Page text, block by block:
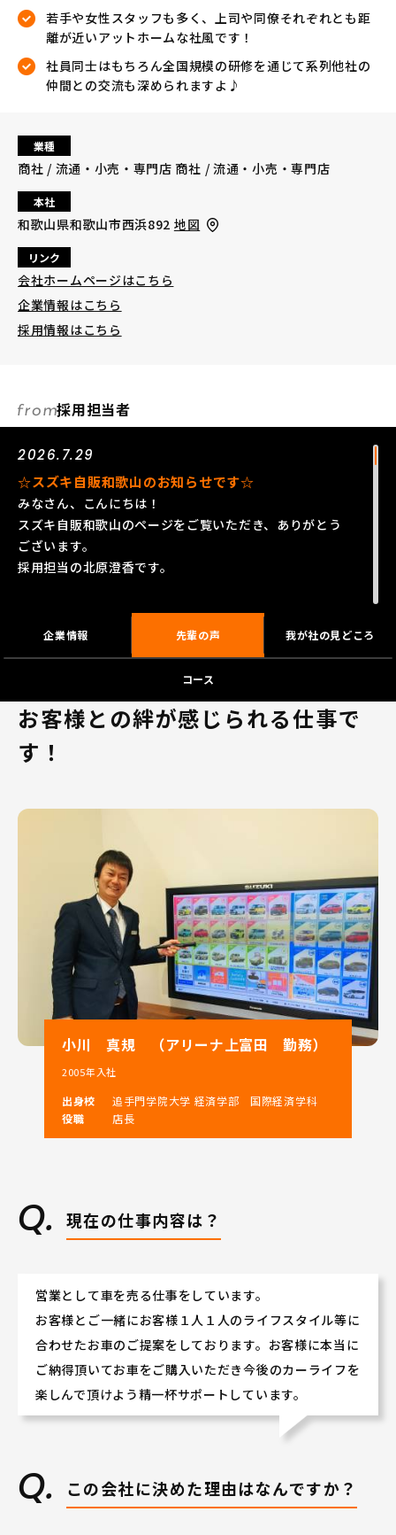
若手や女性スタッフも多く、上司や同僚それぞれとも距
離が近いアットホームな社風です！
社員同士はもちろん全国規模の研修を通じて系列他社の
仲間との交流も深められますよ♪
業種
商社 / 流通・小売・専門店 商社 / 流通・小売・専門店
本社
和歌山県和歌山市西浜892 地図
リンク
会社ホームページはこちら
企業情報はこちら
採用情報はこちら
採用担当者
2026.7.29
☆スズキ自販和歌山のお知らせです☆
みなさん、こんにちは！
スズキ自販和歌山のページをご覧いただき、ありがとう
ございます。
採用担当の北原澄香です。
スズキの得意とする小さな車づくりで、軽自動車・コン
パクトカーを中心にアジア、インド、ヨーロッパなど、
これまで活躍の幅を広げてきたスズキグループは、2020
ーです！
当社は和歌山県内での軽自動車販売台数ナンバー1という
ご相談下さい！
分の力を試してみたい」という方にピッタリの会社で
当社での営業の仕事は、
「人と関わることが好き」、「人が喜んでくれることを
嬉しいと感じる」という方なら、きっとご活躍いただけ
ます!!!
当社の大きな特徴を2つご紹介いたします！
1．スズキ(株)100％出資の直営ディーラー！
和歌山県のスズキ総代理店として県下9店舗を展開。
和歌山県で長く働きながら、賞与はなんと5.9ヶ月
が自慢です。
年間休日は、自動車ディーラーでは多めの110日!!
が良い！
職場スタッフの雰囲気は「お店の雰囲気」としてお
客様に伝わります。
営業スタッフとサービス〈技術）スタッフは日々協
力しあい、
お客様にとって「入りやすく居心地の良いお店」を
食事会などもあります！
企業情報 先輩の声 我が社の見どころ
コース
お客様との絆が感じられる仕事で
す！
小川 真規 （アリーナ上富田 勤務）
2005年入社
出身校
追手門学院大学 経済学部 国際経済学科
役職
店長
現在の仕事内容は？
営業として車を売る仕事をしています。
お客様とご一緒にお客様１人１人のライフスタイル等に
合わせたお車のご提案をしております。お客様に本当に
ご納得頂いてお車をご購入いただき今後のカーライフを
楽しんで頂けよう精一杯サポートしています。
この会社に決めた理由はなんですか？